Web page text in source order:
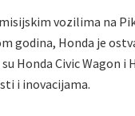
vozilima na
godina, Honda je
Honda Civic Wagon i
i inovacijama.